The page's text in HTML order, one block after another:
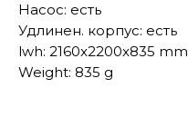
Насос: есть
Удлинен. корпус: есть
lwh: 2160x2200x835 mm
Weight: 835 g